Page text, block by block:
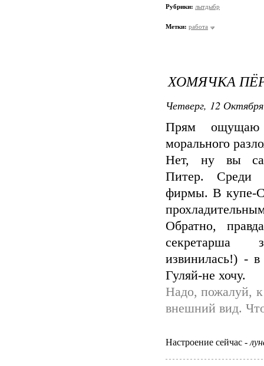
Рубрики: лытдыбр
Метки: работа
ХОМЯЧКА
Четверг, 12
Прям ощущаю
морального
Нет, ну вы
Питер. Среди
фирмы. В купе-
Обратно,
извинилась!) -
Гуляй-не хочу.
Надо, пожалуй, к
внешний вид.
Настроение сейчас -